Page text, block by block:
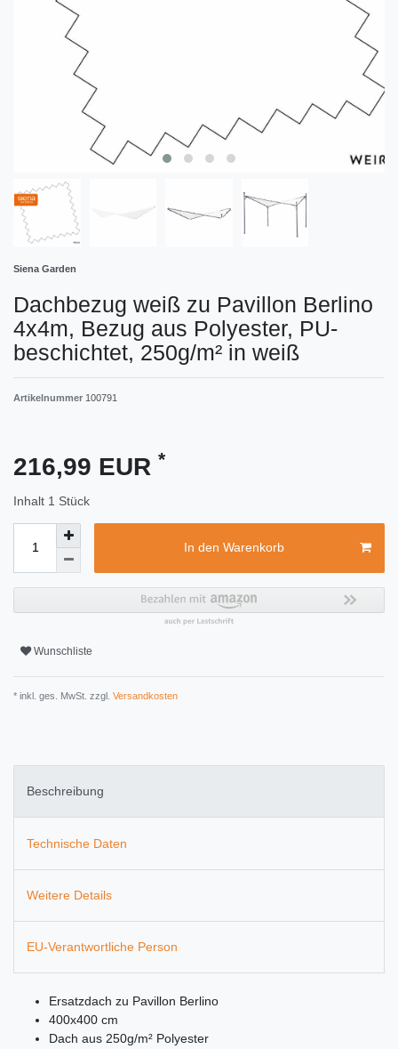
Siena Garden
Dachbezug weiß zu Pavillon Berlino
4x4m, Bezug aus Polyester, PU-
beschichtet, 250g/m² in weiß
Artikelnummer 100791
216,99 EUR *
Inhalt 1 Stück
In den Warenkorb
Wunschliste
* inkl. ges. MwSt. zzgl. Versandkosten
Beschreibung
Technische Daten
Weitere Details
EU-Verantwortliche Person
Ersatzdach zu Pavillon Berlino
400x400 cm
Dach aus 250g/m² Polyester